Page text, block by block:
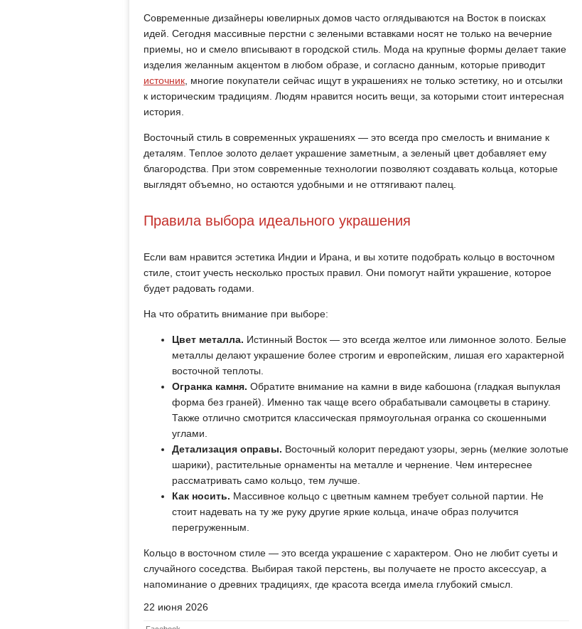
Современные дизайнеры ювелирных домов часто оглядываются на Восток в поисках
идей. Сегодня массивные перстни с зелеными вставками носят не только на вечерние
приемы, но и смело вписывают в городской стиль. Мода на крупные формы делает такие
изделия желанным акцентом в любом образе, и согласно данным, которые приводит
источник , многие покупатели сейчас ищут в украшениях не только эстетику, но и отсылки
к историческим традициям. Людям нравится носить вещи, за которыми стоит интересная
история.
Восточный стиль в современных украшениях — это всегда про смелость и внимание к
деталям. Теплое золото делает украшение заметным, а зеленый цвет добавляет ему
благородства. При этом современные технологии позволяют создавать кольца, которые
выглядят объемно, но остаются удобными и не оттягивают палец.
Правила выбора идеального украшения
Если вам нравится эстетика Индии и Ирана, и вы хотите подобрать кольцо в восточном
стиле, стоит учесть несколько простых правил. Они помогут найти украшение, которое
будет радовать годами.
На что обратить внимание при выборе:
Цвет металла. Истинный Восток — это всегда желтое или лимонное золото. Белые
металлы делают украшение более строгим и европейским, лишая его характерной
восточной теплоты.
Огранка камня. Обратите внимание на камни в виде кабошона (гладкая выпуклая
форма без граней). Именно так чаще всего обрабатывали самоцветы в старину.
Также отлично смотрится классическая прямоугольная огранка со скошенными
углами.
Детализация оправы. Восточный колорит передают узоры, зернь (мелкие золотые
шарики), растительные орнаменты на металле и чернение. Чем интереснее
рассматривать само кольцо, тем лучше.
Как носить. Массивное кольцо с цветным камнем требует сольной партии. Не
стоит надевать на ту же руку другие яркие кольца, иначе образ получится
перегруженным.
Кольцо в восточном стиле — это всегда украшение с характером. Оно не любит суеты и
случайного соседства. Выбирая такой перстень, вы получаете не просто аксессуар, а
напоминание о древних традициях, где красота всегда имела глубокий смысл.
22 июня 2026